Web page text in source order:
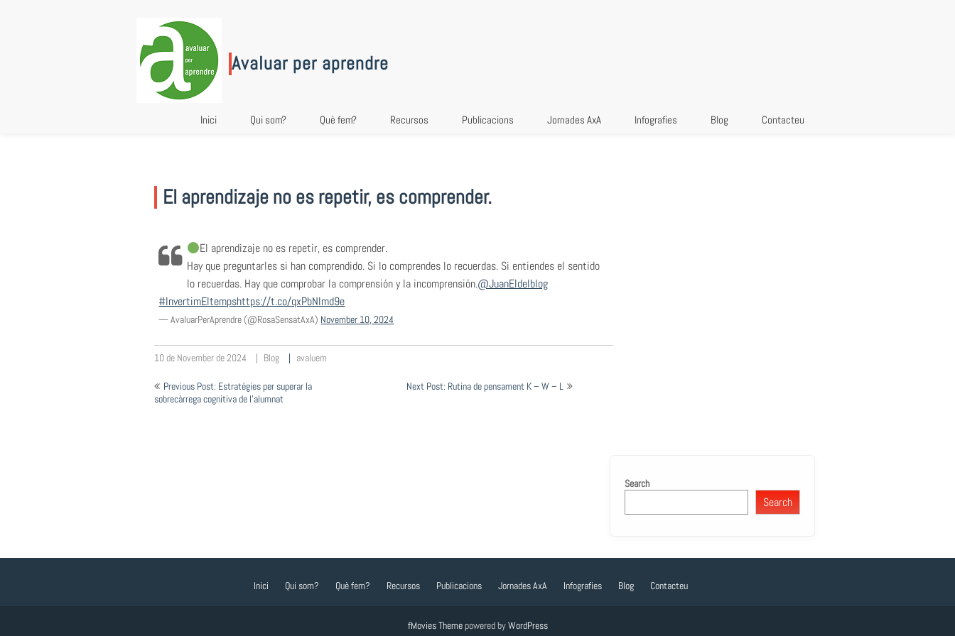
Avaluar per aprendre
Inici Qui som? Què fem? Recursos Publicacions Jornades AxA Infografies Blog Contacteu
El aprendizaje no es repetir, es comprender.
El aprendizaje no es repetir, es comprender.
Hay que preguntarles si han comprendido. Si lo comprendes lo recuerdas. Si entiendes el sentido
lo recuerdas. Hay que comprobar la comprensión y la incomprensión.@JuanEldelblog
#InvertimEltempshttps://t.co/qxPbNImd9e
— AvaluarPerAprendre (@RosaSensatAxA) November 10, 2024
10 de November de 2024 Blog avaluem
Post
navigation
Previous Post: Estratègies per superar la
sobrecàrrega cognitiva de l’alumnat
Next Post: Rutina de pensament K – W – L
Search
Search
Inici Qui som? Què fem? Recursos Publicacions Jornades AxA Infografies Blog Contacteu
fMovies Themepowered byWordPress